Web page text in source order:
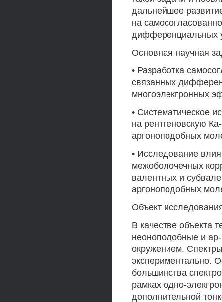
дальнейшее
на
дифференциальных
Основная научная
• Разработка
связанных
многоэлекгронных
• Систематическое
на рентгеновскую
аргоноподобных
• Исследование
межоболочечных
валентных и
аргоноподобных
Объект
В качестве объекта
неоноподобные и
окружением.
экспериментально.
большинства
рамках одно-
дополнительной